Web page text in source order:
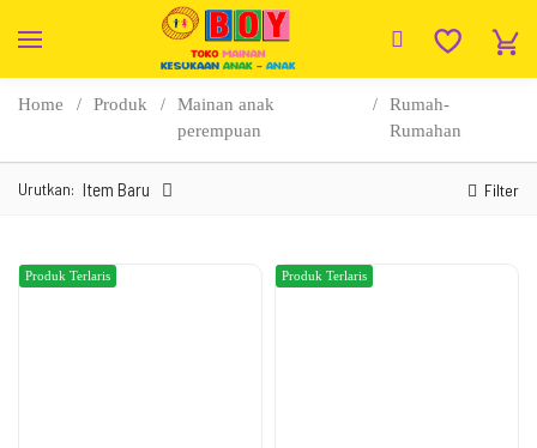
Home Produk
Mainan anak
perempuan
Rumah-
Rumahan
Urutkan: Item Baru Filter
Produk Terlaris Produk Terlaris